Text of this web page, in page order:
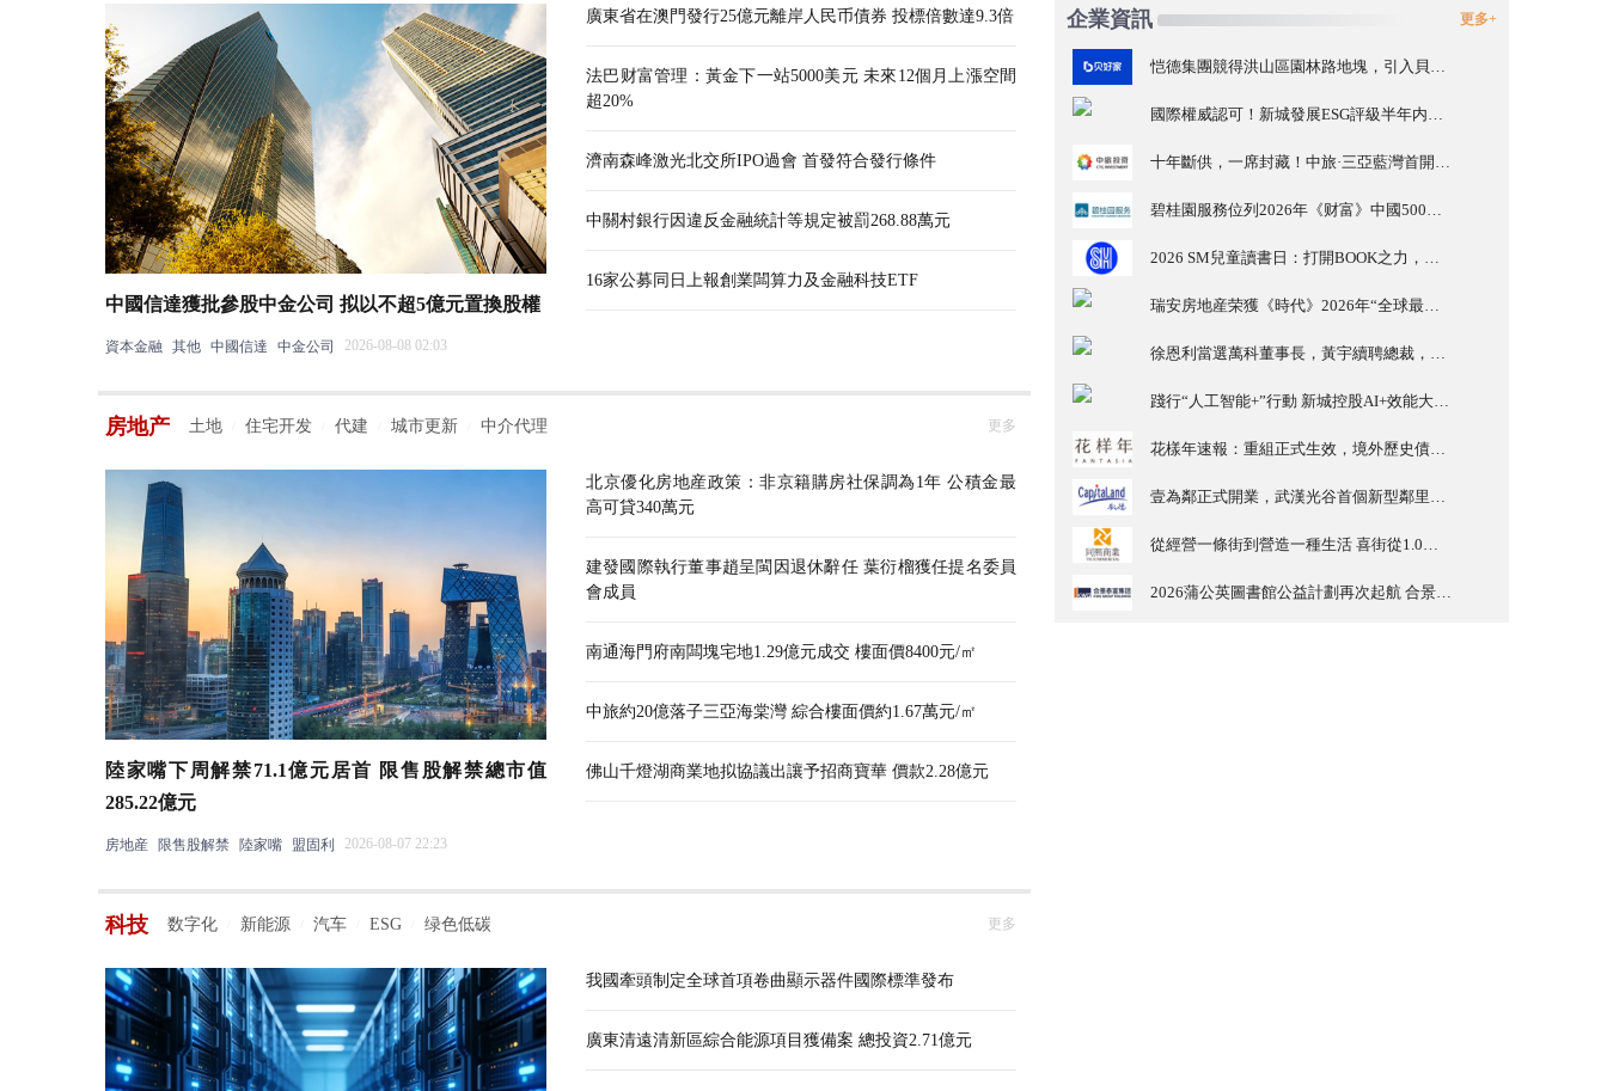
中國信達獲批參股中金公司 拟以不超5億元置換股權
資本金融 其他 中國信達 中金公司 2026-08-08 02:03
廣東省在澳門發行25億元離岸人民币債券 投標倍數達9.3倍
法巴财富管理：黃金下一站5000美元 未來12個月上漲空間
超20%
濟南森峰激光北交所IPO過會 首發符合發行條件
中關村銀行因違反金融統計等規定被罰268.88萬元
16家公募同日上報創業闆算力及金融科技ETF
房地产 土地 住宅开发 代建 城市更新 中介代理 更多
陸家嘴下周解禁71.1億元居首 限售股解禁總市值
285.22億元
房地産 限售股解禁 陸家嘴 盟固利 2026-08-07 22:23
北京優化房地産政策：非京籍購房社保調為1年 公積金最
高可貸340萬元
建發國際執行董事趙呈閩因退休辭任 葉衍榴獲任提名委員
會成員
南通海門府南闆塊宅地1.29億元成交 樓面價8400元/㎡
中旅約20億落子三亞海棠灣 綜合樓面價約1.67萬元/㎡
佛山千燈湖商業地拟協議出讓予招商寶華 價款2.28億元
科技 数字化 新能源 汽车 ESG 绿色低碳 更多
我國牽頭制定全球首項卷曲顯示器件國際標準發布
廣東清遠清新區綜合能源項目獲備案 總投資2.71億元
企業資訊 更多+